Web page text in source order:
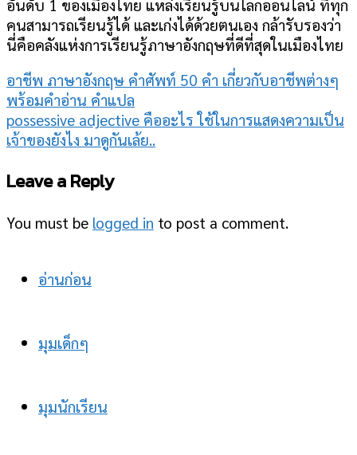
อันดับ 1 ของเมืองไทย แหล่งเรียนรู้บนโลกออนไลน์ ที่ทุก
คนสามารถเรียนรู้ได้ และเก่งได้ด้วยตนเอง กล้ารับรองว่า
นี่คือคลังแห่งการเรียนรู้ภาษาอังกฤษที่ดีที่สุดในเมืองไทย
อาชีพ ภาษาอังกฤษ คำศัพท์ 50 คำ เกี่ยวกับอาชีพต่างๆ
พร้อมคำอ่าน คำแปล
possessive adjective คืออะไร ใช้ในการแสดงความเป็น
เจ้าของยังไง มาดูกันเล้ย..
Leave a Reply
You must be logged in to post a comment.
อ่านก่อน
มุมเด็กๆ
มุมนักเรียน